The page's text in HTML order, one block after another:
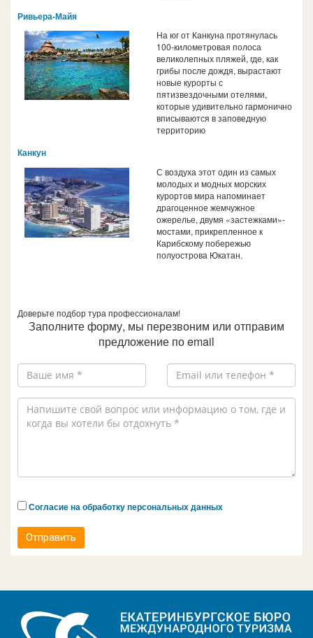
Ривьера-Майя
На юг от Канкуна протянулась
100-километровая полоса
великолепных пляжей, где, как
грибы после дождя, вырастают
новые курорты с
пятизвездочными отелями,
которые удивительно гармонично
вписываются в заповедную
территорию
Канкун
С воздуха этот один из самых
молодых и модных морских
курортов мира напоминает
драгоценное жемчужное
ожерелье, двумя «застежками»-
мостами, прикрепленное к
Карибскому побережью
полуострова Юкатан.
Доверьте подбор тура профессионалам!
Заполните форму, мы перезвоним или отправим
предложение по email
Согласие на обработку персональных данных
Отправить